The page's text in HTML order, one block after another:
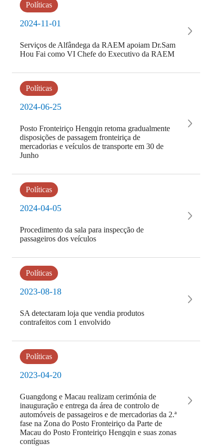
Políticas
2024-11-01
Serviços de Alfândega da RAEM apoiam Dr.Sam
Hou Fai como VI Chefe do Executivo da RAEM
Políticas
2024-06-25
Posto Fronteiriço Hengqin retoma gradualmente
disposições de passagem fronteiriça de
mercadorias e veículos de transporte em 30 de
Junho
Políticas
2024-04-05
Procedimento da sala para inspecção de
passageiros dos veículos
Políticas
2023-08-18
SA detectaram loja que vendia produtos
contrafeitos com 1 envolvido
Políticas
2023-04-20
Guangdong e Macau realizam cerimónia de
inauguração e entrega da área de controlo de
automóveis de passageiros e de mercadorias da 2.ª
fase na Zona do Posto Fronteiriço da Parte de
Macau do Posto Fronteiriço Hengqin e suas zonas
contíguas